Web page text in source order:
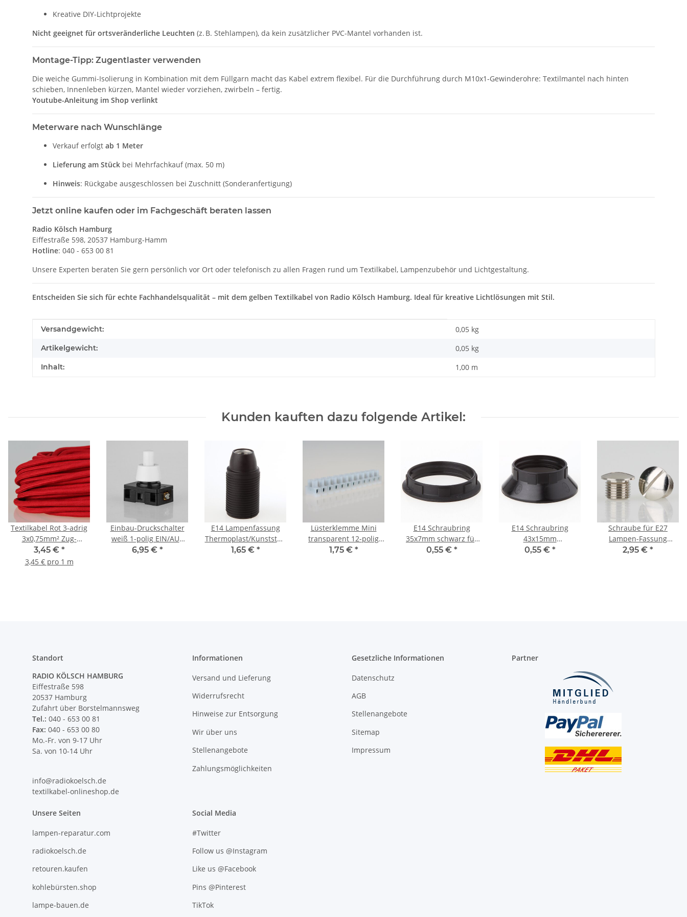
Kreative DIY-Lichtprojekte
Nicht geeignet für ortsveränderliche Leuchten (z. B. Stehlampen), da kein zusätzlicher PVC-Mantel vorhanden ist.
Montage-Tipp: Zugentlaster verwenden
Die weiche Gummi-Isolierung in Kombination mit dem Füllgarn macht das Kabel extrem flexibel. Für die Durchführung durch M10x1-Gewinderohre: Textilmantel nach hinten
schieben, Innenleben kürzen, Mantel wieder vorziehen, zwirbeln – fertig.
Youtube-Anleitung im Shop verlinkt
Meterware nach Wunschlänge
Verkauf erfolgt ab 1 Meter
Lieferung am Stück bei Mehrfachkauf (max. 50 m)
Hinweis: Rückgabe ausgeschlossen bei Zuschnitt (Sonderanfertigung)
Jetzt online kaufen oder im Fachgeschäft beraten lassen
Radio Kölsch Hamburg
Eiffestraße 598, 20537 Hamburg-Hamm
Hotline: 040 - 653 00 81
Unsere Experten beraten Sie gern persönlich vor Ort oder telefonisch zu allen Fragen rund um Textilkabel, Lampenzubehör und Lichtgestaltung.
Entscheiden Sie sich für echte Fachhandelsqualität – mit dem gelben Textilkabel von Radio Kölsch Hamburg. Ideal für kreative Lichtlösungen mit Stil.
Produkteigenschaft
Wert
Versandgewicht: 0,05 kg
Artikelgewicht: 0,05 kg
Inhalt: 1,00 m
Kunden kauften dazu folgende Artikel:
Textilkabel Rot 3-adrig
3x0,75mm² Zug-
Pendelleitung S03RT-F
3G0,75
3,45 € *
3,45 € pro 1 m
Einbau-Druckschalter
weiß 1-polig EIN/AUS
250V/6A 8mm Achse
6,95 € *
E14 Lampenfassung
Thermoplast/Kunststoff
schwarz mit
1,65 € *
Lüsterklemme Mini
transparent 12-polig
bis 2,5 mm²
1,75 € *
E14 Schraubring
35x7mm schwarz für
Kunststoff/Thermoplast
0,55 € *
E14 Schraubring
43x15mm
Thermoplast/Kunststoff
0,55 € *
Schraube für E27
Lampen-Fassung
Messing vernickelt
2,95 € *
Standort
RADIO KÖLSCH HAMBURG
Eiffestraße 598
20537 Hamburg
Zufahrt über Borstelmannsweg
Tel.: 040 - 653 00 81
Fax: 040 - 653 00 80
Mo.-Fr. von 9-17 Uhr
Sa. von 10-14 Uhr
info@radiokoelsch.de
textilkabel-onlineshop.de
Informationen
Versand und Lieferung
Widerrufsrecht
Hinweise zur Entsorgung
Wir über uns
Stellenangebote
Zahlungsmöglichkeiten
Gesetzliche Informationen
Datenschutz
AGB
Stellenangebote
Sitemap
Impressum
Partner
Unsere Seiten
lampen-reparatur.com
radiokoelsch.de
retouren.kaufen
kohlebürsten.shop
lampe-bauen.de
Social Media
#Twitter
Follow us @Instagram
Like us @Facebook
Pins @Pinterest
TikTok